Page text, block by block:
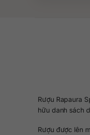
Rượu Rapaura
hữu danh sách
Rượu được lên